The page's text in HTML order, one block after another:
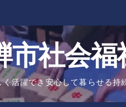
社会福
活躍でき安心して暮らせる持